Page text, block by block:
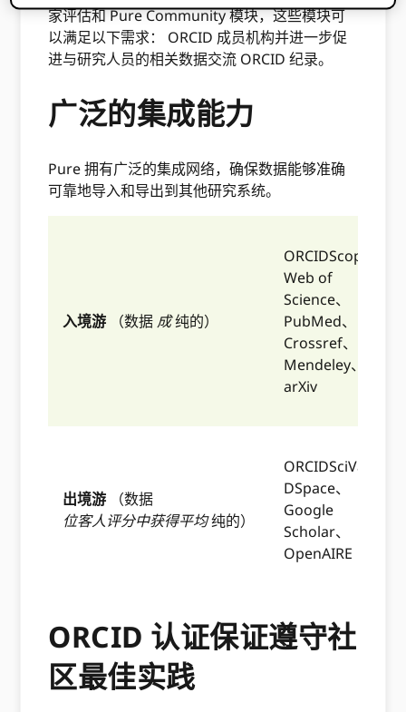
家评估和 Pure Community 模块，这些模块可
以满足以下需求： ORCID 成员机构并进一步促
进与研究人员的相关数据交流 ORCID 纪录。
广泛的集成能力
Pure 拥有广泛的集成网络，确保数据能够准确
可靠地导入和导出到其他研究系统。
入境游 （数据 成纯的）
ORCIDScopus、
Web of
Science、
PubMed、
Crossref、
Mendeley、
arXiv
出境游 （数据
位客人评分中获得平均纯的）
ORCIDSciVal、
DSpace、
Google
Scholar、
OpenAIRE
ORCID 认证保证遵守社
区最佳实践